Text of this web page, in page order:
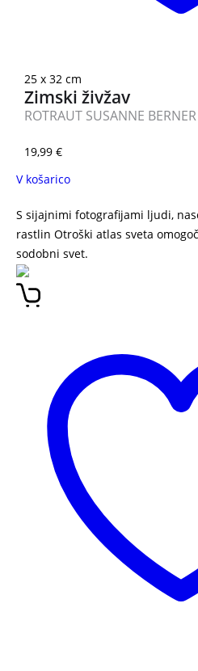
25 x 32 cm
Zimski živžav
ROTRAUT SUSANNE BERNER
19,99 €
V košarico
S sijajnimi fotografijami ljudi,
rastlin Otroški atlas sveta
sodobni svet.